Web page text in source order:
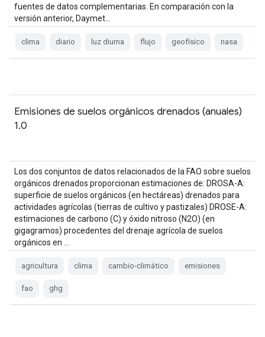
fuentes de datos complementarias. En comparación con la
versión anterior, Daymet…
clima diario luz diurna flujo geofísico nasa
Emisiones de suelos orgánicos drenados (anuales)
1.0
Los dos conjuntos de datos relacionados de la FAO sobre suelos
orgánicos drenados proporcionan estimaciones de: DROSA-A:
superficie de suelos orgánicos (en hectáreas) drenados para
actividades agrícolas (tierras de cultivo y pastizales) DROSE-A:
estimaciones de carbono (C) y óxido nitroso (N2O) (en
gigagramos) procedentes del drenaje agrícola de suelos
orgánicos en …
agricultura clima cambio-climático emisiones
fao ghg